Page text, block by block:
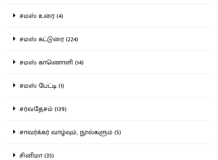
சமஸ் உரை (4)
சமஸ் கட்டுரை (224)
சமஸ் காணொளி (14)
சமஸ் பேட்டி (1)
சர்வதேசம் (139)
சாவர்க்கர் வாழ்வும், நூல்களும் (5)
சினிமா (35)